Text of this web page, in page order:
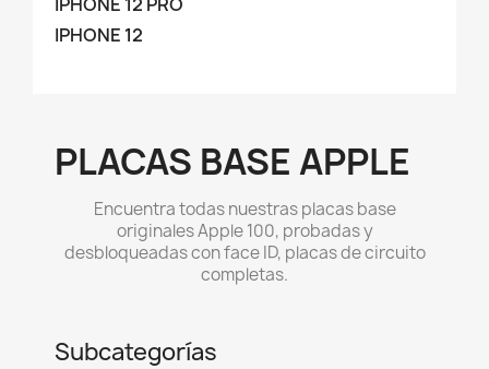
IPHONE 12
PLACAS BASE APPLE
Encuentra todas nuestras placas base
originales Apple 100, probadas y
desbloqueadas con face ID, placas de circuito
completas.
Subcategorías